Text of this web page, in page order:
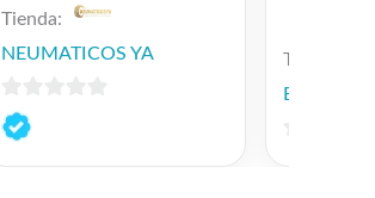
Tienda:
NEUMATICOS YA
0
de
Tienda:
Big